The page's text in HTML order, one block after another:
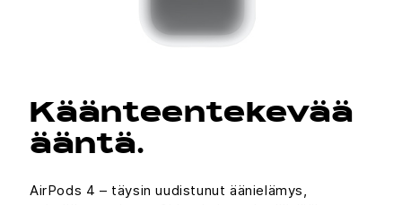
Käänteentekevää
ääntä.
AirPods 4 – täysin uudistunut äänielämys,